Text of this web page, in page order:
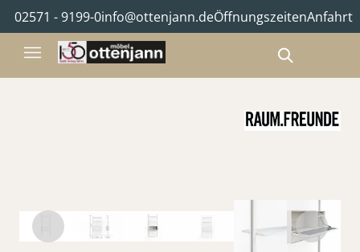
02571 - 9199-0info@ottenjann.deÖffnungszeitenAnfahrt